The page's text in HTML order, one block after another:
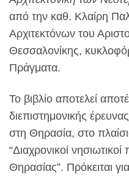
από την καθ. Κλαίρη
Αρχιτεκτόνων του
Θεσσαλονίκης,
Πράγματα.
Το βιβλίο αποτελεί
διεπιστημονικής
στη Θηρασία, στο
“Διαχρονικοί
Θηρασίας”. Πρόκειται